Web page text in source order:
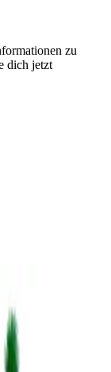
zu
dich jetzt